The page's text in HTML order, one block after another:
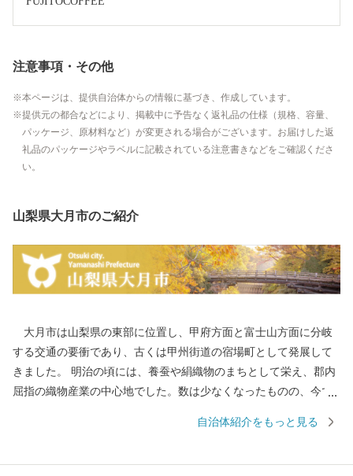
注意事項・その他
本ページは、提供自治体からの情報に基づき、作成しています。
提供元の都合などにより、掲載中に予告なく返礼品の仕様（規格、容量、
パッケージ、原材料など）が変更される場合がございます。お届けした返
礼品のパッケージやラベルに記載されている注意書きなどをご確認くださ
い。
山梨県大月市のご紹介
大月市は山梨県の東部に位置し、甲府方面と富士山方面に分岐
する交通の要衝であり、古くは甲州街道の宿場町として発展して
きました。 明治の頃には、養蚕や絹織物のまちとして栄え、郡内
屈指の織物産業の中心地でした。数は少なくなったものの、今で
一つであり、国の名勝指定地に指定されている「名勝猿橋」や、
自治体紹介をもっと見る